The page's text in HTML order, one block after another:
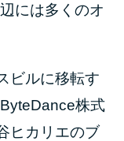
には多くのオ
ビルに移転す
株式
ヒカリエのブ